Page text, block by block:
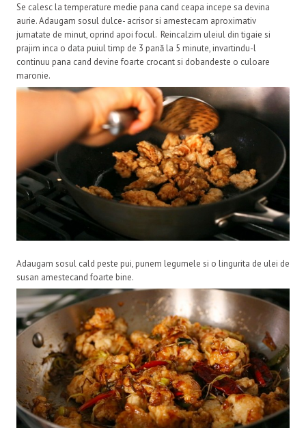
Se calesc la temperature medie pana cand ceapa incepe sa devina
aurie. Adaugam sosul dulce- acrisor si amestecam aproximativ
jumatate de minut, oprind apoi focul. Reincalzim uleiul din tigaie si
prajim inca o data puiul timp de 3 pană la 5 minute, invartindu-l
continuu pana cand devine foarte crocant si dobandeste o culoare
maronie.
Adaugam sosul cald peste pui, punem legumele si o lingurita de ulei de
susan amestecand foarte bine.